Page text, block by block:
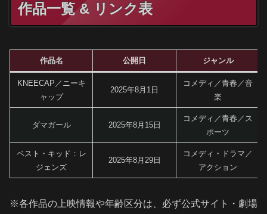
作品一覧 & リンク表
作品名 公開日 ジャンル
KNEECAP／ニーキ
ャップ
2025年8月1日
コメディ／青春／音
楽
ダマガール 2025年8月15日
コメディ／青春／ス
ポーツ
ベスト・キッド：レ
ジェンズ
2025年8月29日
コメディ・ドラマ／
アクション
※各作品の上映情報や年齢区分は、必ず公式サイト・劇場